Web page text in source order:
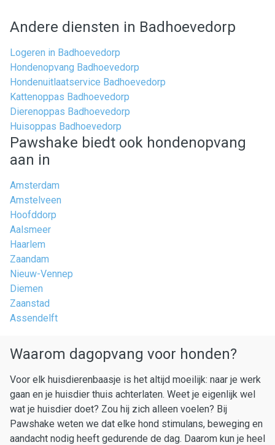
Andere diensten in Badhoevedorp
Logeren in Badhoevedorp
Hondenopvang Badhoevedorp
Hondenuitlaatservice Badhoevedorp
Kattenoppas Badhoevedorp
Dierenoppas Badhoevedorp
Huisoppas Badhoevedorp
Pawshake biedt ook hondenopvang
aan in
Amsterdam
Amstelveen
Hoofddorp
Aalsmeer
Haarlem
Zaandam
Nieuw-Vennep
Diemen
Zaanstad
Assendelft
Waarom dagopvang voor honden?
Voor elk huisdierenbaasje is het altijd moeilijk: naar je werk
gaan en je huisdier thuis achterlaten. Weet je eigenlijk wel
wat je huisdier doet? Zou hij zich alleen voelen? Bij
Pawshake weten we dat elke hond stimulans, beweging en
aandacht nodig heeft gedurende de dag. Daarom kun je heel